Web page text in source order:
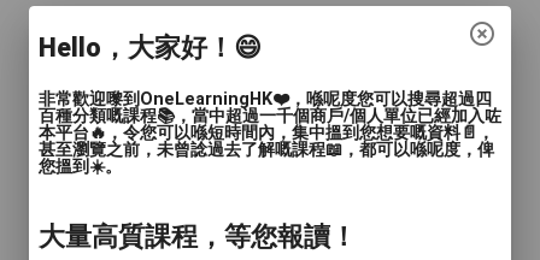
3.水晶唇
手工唇講解及練習
改烏唇技巧及配色
機器與手工分別及示範
4.美瞳線
Hello，大家好！😄
非常歡迎嚟到OneLearningHK❤️，喺呢度您可以搜尋超過四
百種分類嘅課程📚，當中超過一千個商戶/個人單位已經加入咗
本平台🔥，令您可以喺短時間內，集中搵到您想要嘅資料📄，
甚至瀏覽之前，未曾諗過去了解嘅課程📖，都可以喺呢度，俾
您搵到☀️。
大量高質課程，等您報讀！